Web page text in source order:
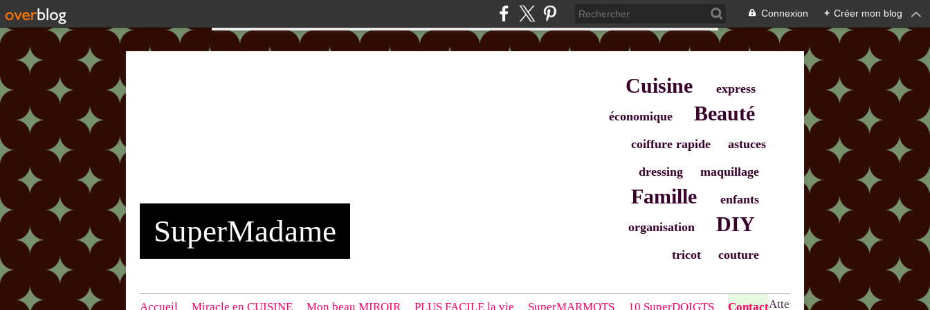
Connexion + Créer mon blog
SuperMadame
Cuisine
express
économique
Beauté
coiffure rapide
astuces
dressing
maquillage
Famille
enfants
organisation
DIY
tricot couture
Accueil Miracle en CUISINE Mon beau MIROIR PLUS FACILE la vie SuperMARMOTS 10 SuperDOIGTS ContactAtte